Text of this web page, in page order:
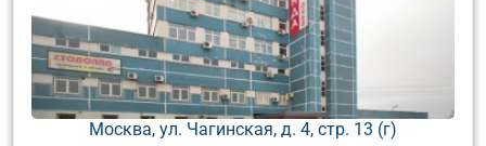
Москва, ул. Чагинская, д. 4, стр. 13 (г)